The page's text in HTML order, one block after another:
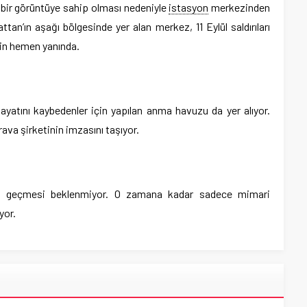
görüntüye sahip olması nedeniyle istasyon merkezinden
aşağı bölgesinde yer alan merkez, 11 Eylül saldırıları
hemen yanında.
kaybedenler için yapılan anma havuzu da yer alıyor.
şirketinin imzasını taşıyor.
beklenmiyor. O zamana kadar sadece mimari